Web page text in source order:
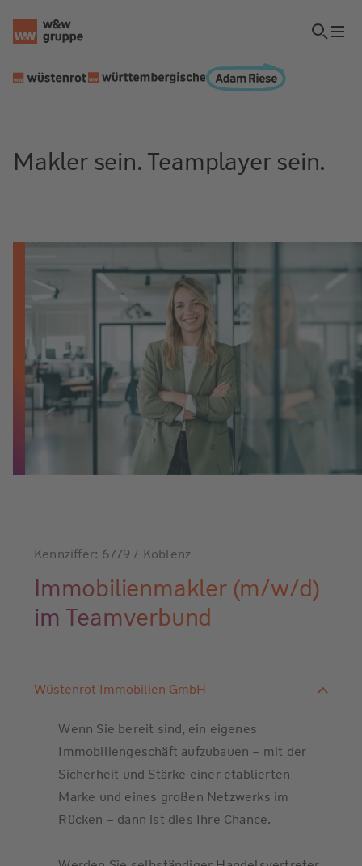
Makler sein. Teamplayer sein.
Kennziffer: 6779 / Koblenz
Immobilienmakler (m/w/d)
im Teamverbund
Wüstenrot Immobilien GmbH
Wenn Sie bereit sind, ein eigenes
Immobiliengeschäft aufzubauen – mit der
Sicherheit und Stärke einer etablierten
Marke und eines großen Netzwerks im
Rücken – dann ist dies Ihre Chance.